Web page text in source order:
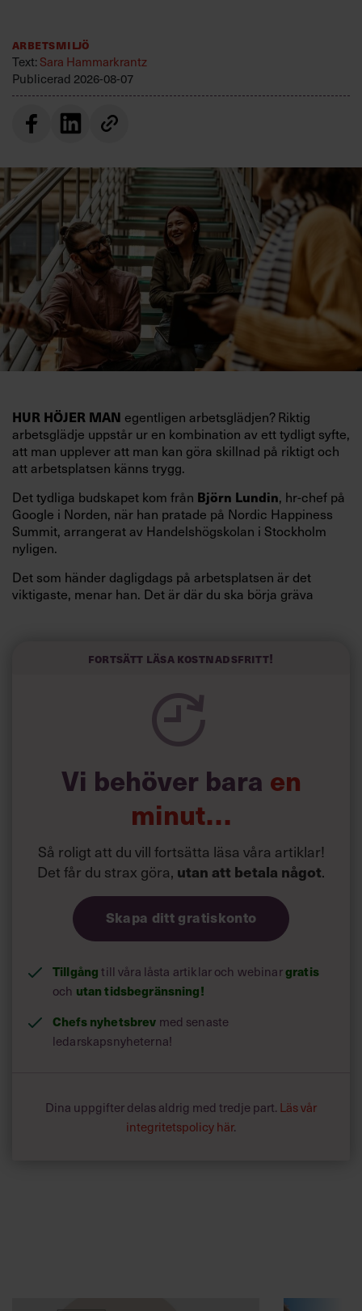
Arbetsmiljö
Text:Sara Hammarkrantz
Publicerad 2026-08-07
HUR HÖJER MAN egentligen arbetsglädjen? Riktig
arbetsglädje uppstår ur en kombination av ett tydligt syfte,
att man upplever att man kan göra skillnad på riktigt och
att arbetsplatsen känns trygg.
Det tydliga budskapet kom från Björn Lundin, hr-chef på
Google i Norden, när han pratade på Nordic Happiness
Summit, arrangerat av Handelshögskolan i Stockholm
nyligen.
Det som händer dagligdags på arbetsplatsen är det
viktigaste, menar han. Det är där du ska börja gräva
och höjt arbetsglädjen på Google:
Fortsätt läsa kostnadsfritt!
Vi behöver bara en
minut…
Så roligt att du vill fortsätta läsa våra artiklar!
Det får du strax göra, utan att betala något.
Skapa ditt gratiskonto
Tillgångtill våra låsta artiklar och webinargratis
och utan tidsbegränsning!
Chefs nyhetsbrev med senaste
ledarskapsnyheterna!
Dina uppgifter delas aldrig med tredje part. Läs vår
integritetspolicy här.